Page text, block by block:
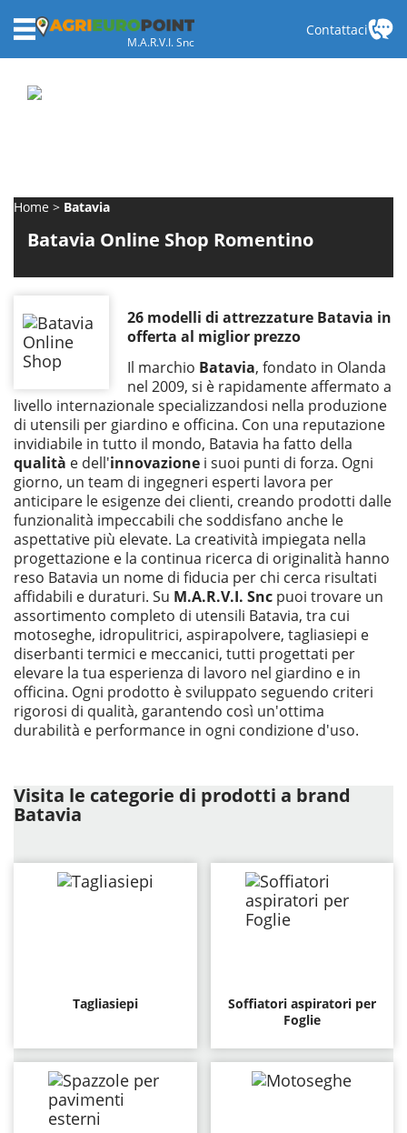
M.A.R.V.I. Snc
Contattaci
Home Batavia
Batavia Online Shop Romentino
26 modelli di attrezzature Batavia in
offerta al miglior prezzo
Il marchio Batavia, fondato in Olanda
nel 2009, si è rapidamente affermato a
livello internazionale specializzandosi nella produzione
di utensili per giardino e officina. Con una reputazione
invidiabile in tutto il mondo, Batavia ha fatto della
qualità e dell'innovazione i suoi punti di forza. Ogni
giorno, un team di ingegneri esperti lavora per
anticipare le esigenze dei clienti, creando prodotti dalle
funzionalità impeccabili che soddisfano anche le
aspettative più elevate. La creatività impiegata nella
progettazione e la continua ricerca di originalità hanno
reso Batavia un nome di fiducia per chi cerca risultati
affidabili e duraturi. Su M.A.R.V.I. Snc puoi trovare un
assortimento completo di utensili Batavia, tra cui
motoseghe, idropulitrici, aspirapolvere, tagliasiepi e
diserbanti termici e meccanici, tutti progettati per
elevare la tua esperienza di lavoro nel giardino e in
officina. Ogni prodotto è sviluppato seguendo criteri
rigorosi di qualità, garantendo così un'ottima
durabilità e performance in ogni condizione d'uso.
Visita le categorie di prodotti a brand
Batavia
Tagliasiepi
Soffiatori aspiratori per
Foglie